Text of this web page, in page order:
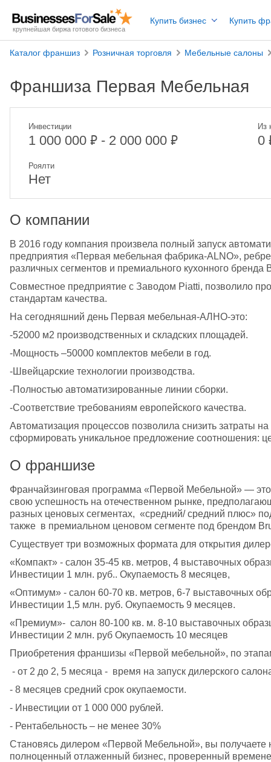
крупнейшая биржа готового бизнеса
Купить бизнес Купить
Каталог франшиз Розничная торговля Мебельные салоны
Франшиза Первая Мебельная
Инвестиции
1 000 000 ₽ - 2 000 000 ₽
Из
0
Роялти
Нет
О компании
В 2016 году компания произвела полный запуск
предприятия «Первая мебельная фабрика-ALNO»,
различных сегментов и премиального кухонного бренда
Совместное предприятие с Заводом Piatti, позволило
стандартам качества.
На сегодняшний день Первая мебельная-АЛНО-это:
-52000 м2 производственных и складских площадей.
-Мощность –50000 комплектов мебели в год.
-Швейцарские технологии производства.
-Полностью автоматизированные линии сборки.
-Cоответствие требованиям европейского качества.
Автоматизация процессов позволила снизить затраты
сформировать уникальное предложение соотношения:
О франшизе
Франчайзинговая программа «Первой Мебельной» —
свою успешность на отечественном рынке,
разных ценовых сегментах,  «средний/ средний плюс»
также  в премиальном ценовом сегменте под брендом
Существует три возможных формата для открытия
«Компакт» - салон 35-45 кв. метров, 4 выставочных
Инвестиции 1 млн. руб.. Окупаемость 8 месяцев,
«Оптимум» - салон 60-70 кв. метров, 6-7 выставочных
Инвестиции 1,5 млн. руб. Окупаемость 9 месяцев.
«Премиум»-  салон 80-100 кв. м. 8-10 выставочных
Инвестиции 2 млн. руб Окупаемость 10 месяцев
Приобретения франшизы «Первой мебельной», по
- от 2 до 2, 5 месяца -  время на запуск дилерского
- 8 месяцев средний срок окупаемости.
- Инвестиции от 1 000 000 рублей.
- Рентабельность – не менее 30%
Становясь дилером «Первой Мебельной», вы получаете
полноценный отлаженный бизнес, проверенный